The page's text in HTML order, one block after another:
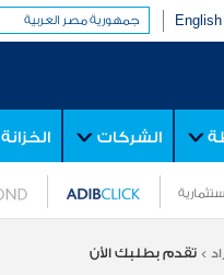
English جمهورية مصر العربية
الشركات الخزانة
>تقدم بطلبك الأن